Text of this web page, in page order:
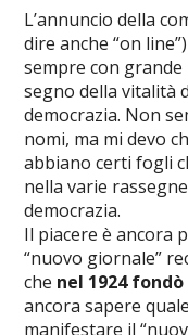
L’annuncio della
dire anche “on
sempre con
segno della vitalità
democrazia. Non
nomi, ma mi devo
abbiano certi fogli
nella varie
democrazia.
Il piacere è ancora
“nuovo giornale”
che nel 1924
ancora sapere
manifestare il